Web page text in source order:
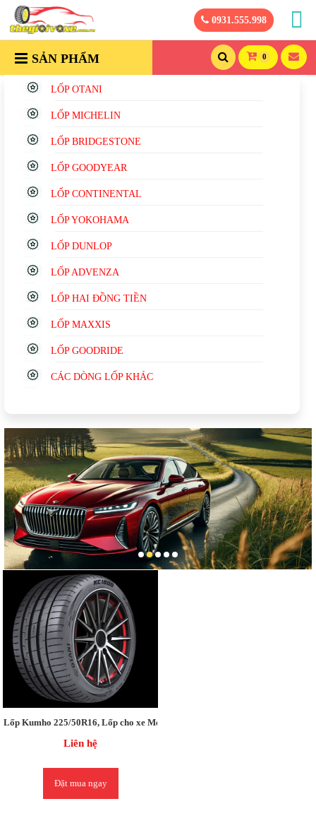
0931.555.998
SẢN PHẨM 0
LỐP OTANI
LỐP MICHELIN
LỐP BRIDGESTONE
LỐP GOODYEAR
LỐP CONTINENTAL
LỐP YOKOHAMA
LỐP DUNLOP
LỐP ADVENZA
LỐP HAI ĐỒNG TIỀN
LỐP MAXXIS
LỐP GOODRIDE
CÁC DÒNG LỐP KHÁC
Lốp Kumho 225/50R16, Lốp cho xe Mercedes E280 /
Liên hệ
Đặt mua ngay